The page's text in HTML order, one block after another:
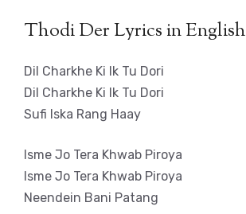
Thodi Der Lyrics in English
Dil Charkhe Ki Ik Tu Dori
Dil Charkhe Ki Ik Tu Dori
Sufi Iska Rang Haay
Isme Jo Tera Khwab Piroya
Isme Jo Tera Khwab Piroya
Neendein Bani Patang